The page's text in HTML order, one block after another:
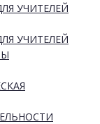
УЧИТЕЛЕЙ
УЧИТЕЛЕЙ